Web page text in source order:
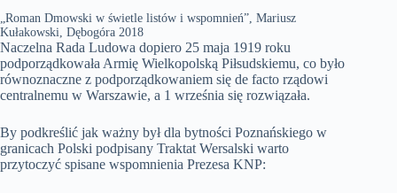
„Roman Dmowski w świetle listów i wspomnień”, Mariusz
Kułakowski, Dębogóra 2018
Naczelna Rada Ludowa dopiero 25 maja 1919 roku
podporządkowała Armię Wielkopolską Piłsudskiemu, co było
równoznaczne z podporządkowaniem się de facto rządowi
centralnemu w Warszawie, a 1 września się rozwiązała.
By podkreślić jak ważny był dla bytności Poznańskiego w
granicach Polski podpisany Traktat Wersalski warto
przytoczyć spisane wspomnienia Prezesa KNP: